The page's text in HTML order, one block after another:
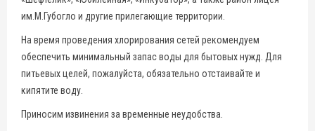
им.М.Губогло и другие прилегающие территории.
На время проведения хлорирования сетей рекомендуем
обеспечить минимальный запас воды для бытовых нужд. Для
питьевых целей, пожалуйста, обязательно отстаивайте и
кипятите воду.
Приносим извинения за временные неудобства.